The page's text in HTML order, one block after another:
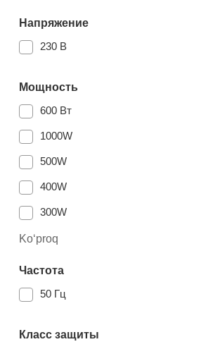
Напряжение
230 В
Мощность
600 Вт
1000W
500W
400W
300W
100W
240W
50W
Ko‘proq
Частота
50 Гц
Класс защиты